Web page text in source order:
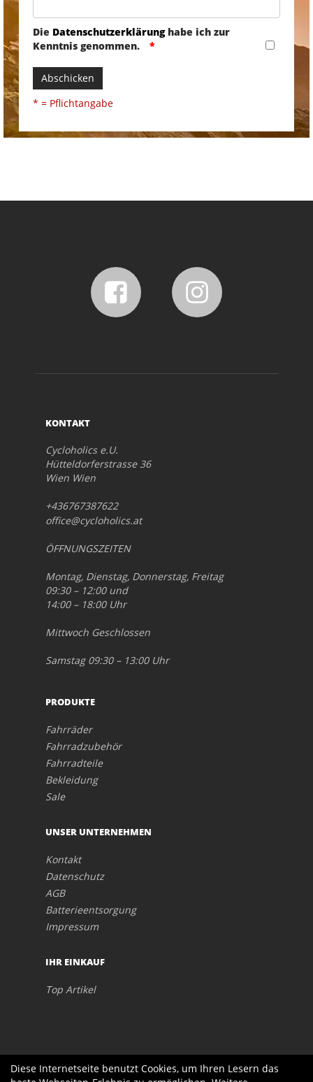
Die Datenschutzerklärunghabe ich zur
Kenntnis genommen.
Abschicken
* = Pflichtangabe
KONTAKT
Cycloholics e.U.
Hütteldorferstrasse 36
Wien Wien
+436767387622
office@cycloholics.at
ÖFFNUNGSZEITEN
Montag, Dienstag, Donnerstag, Freitag
09:30 – 12:00 und
14:00 – 18:00 Uhr
Mittwoch Geschlossen
Samstag 09:30 – 13:00 Uhr
PRODUKTE
Fahrräder
Fahrradzubehör
Fahrradteile
Bekleidung
Sale
UNSER UNTERNEHMEN
Kontakt
Datenschutz
AGB
Batterieentsorgung
Impressum
IHR EINKAUF
Top Artikel
Diese Internetseite benutzt Cookies, um Ihren Lesern das